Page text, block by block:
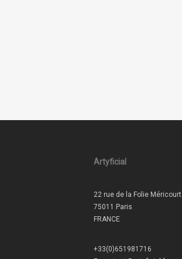
Artyficial
22 rue de la Folie Méricourt
75011 Paris
FRANCE
+33(0)651981716